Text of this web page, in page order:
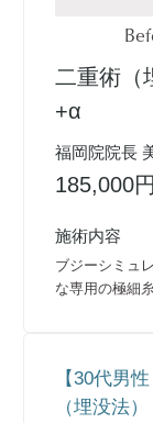
二重術（
+α
福岡院院長
185,000
施術内容
ブジーシミュ
な専用の極細
【30代男
（埋没法